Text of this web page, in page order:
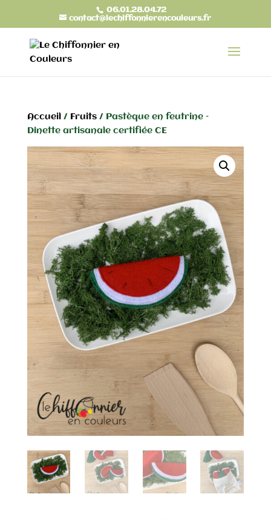
06.01.28.04.72
contact@lechiffonnierencouleurs.fr
Accueil/ Fruits/ Pastèque en feutrine –
Dînette artisanale certifiée CE